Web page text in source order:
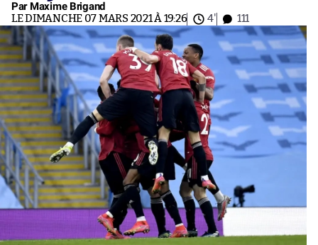
Par Maxime Brigand
LE DIMANCHE 07 MARS 2021 À 19:26 4' 111